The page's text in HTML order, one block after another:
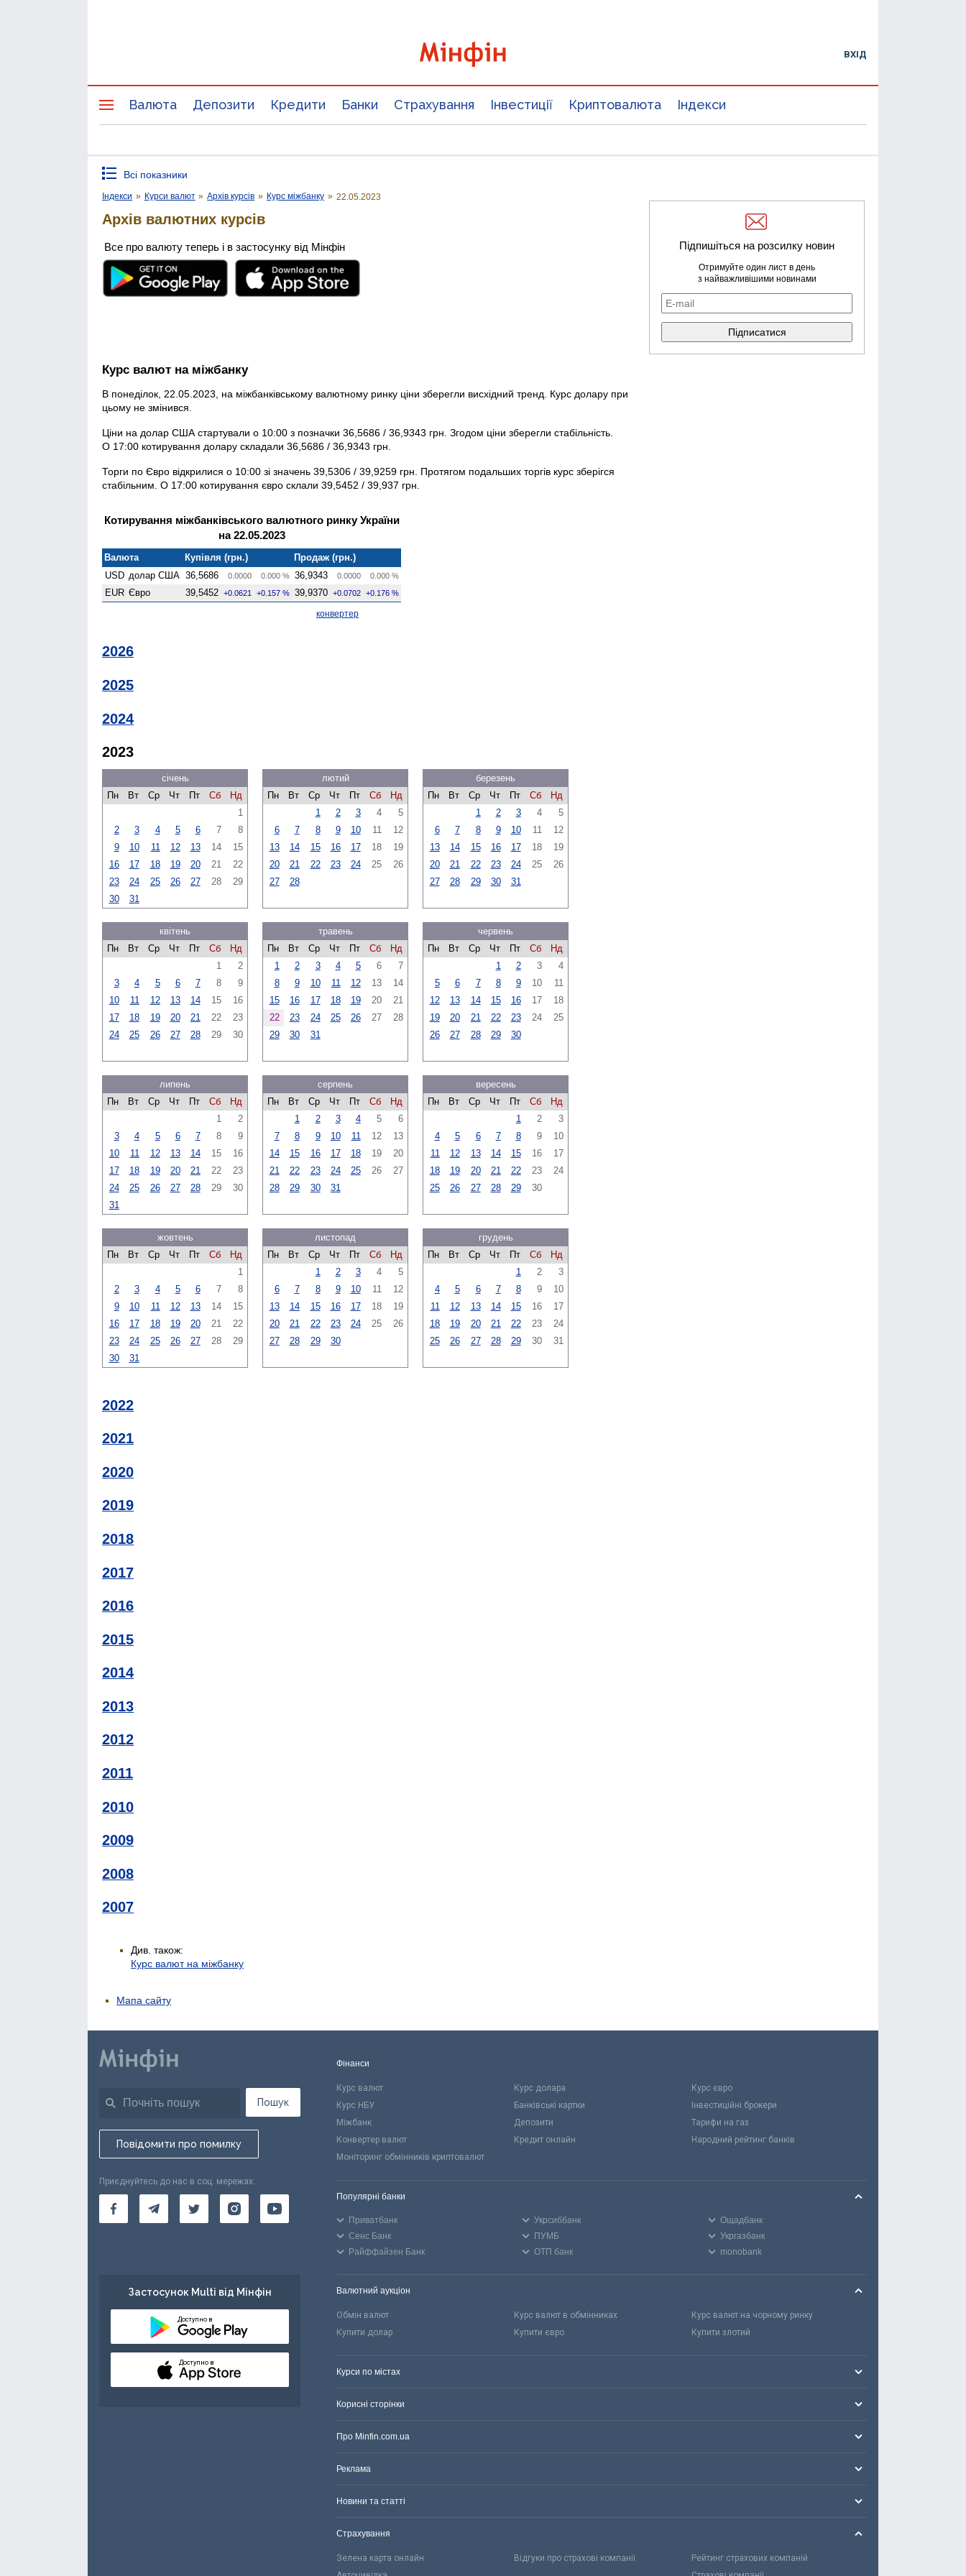
ВХІД
Валюта Депозити Кредити Банки Страхування Інвестиції Криптовалюта Індекси
Всі показники
Індекси » Курси валют » Архів курсів » Курс міжбанку » 22.05.2023
Архів валютних курсів
Все про валюту теперь і в застосунку від Мінфін
Курс валют на міжбанку
В понеділок, 22.05.2023, на міжбанківському валютному ринку ціни зберегли висхідний тренд. Курс долару при
цьому не змінився.
Ціни на долар США стартували о 10:00 з позначки 36,5686 / 36,9343 грн. Згодом ціни зберегли стабільність.
О 17:00 котирування долару складали 36,5686 / 36,9343 грн.
Торги по Євро відкрилися о 10:00 зі значень 39,5306 / 39,9259 грн. Протягом подальших торгів курс зберігся
стабільним. О 17:00 котирування євро склали 39,5452 / 39,937 грн.
Котирування міжбанківського валютного ринку України
на 22.05.2023
Валюта Купівля (грн.)
Продаж (грн.)
USD долар США 36,5686 0.0000 0.000 % 36,9343 0.0000 0.000 %
EUR Євро 39,5452 +0.0621 +0.157 % 39,9370 +0.0702 +0.176 %
конвертер
2026
2025
2024
2023
січень
Пн
Вт Ср Чт Пт Сб
Нд
1
2
3 4 5 6 7
8
9
10 11 12 13 14
15
16
17 18 19 20 21
22
23
24 25 26 27 28
29
30
31
лютий
Пн
Вт Ср Чт Пт Сб
Нд
1
2 3 4
5
6
7 8 9 10 11
12
13
14 15 16 17 18
19
20
21 22 23 24 25
26
27
28
березень
Пн
Вт Ср Чт Пт Сб
Нд
1
2 3 4
5
6
7 8 9 10 11
12
13
14 15 16 17 18
19
20
21 22 23 24 25
26
27
28 29 30 31
квітень
Пн
Вт Ср Чт Пт Сб
Нд
1
2
3
4 5 6 7 8
9
10
11 12 13 14 15
16
17
18 19 20 21 22
23
24
25 26 27 28 29 30
травень
Пн
Вт Ср Чт Пт Сб
Нд
1
2 3 4 5 6
7
8
9 10 11 12 13
14
15
16 17 18 19 20
21
22
23 24 25 26 27
28
29
30 31
червень
Пн
Вт Ср Чт Пт Сб
Нд
1
2 3
4
5
6 7 8 9 10
11
12
13 14 15 16 17
18
19
20 21 22 23 24
25
26
27 28 29 30
липень
Пн
Вт Ср Чт Пт Сб
Нд
1
2
3
4 5 6 7 8
9
10
11 12 13 14 15
16
17
18 19 20 21 22
23
24
25 26 27 28 29
30
31
серпень
Пн
Вт Ср Чт Пт Сб
Нд
1
2 3 4 5
6
7
8 9 10 11 12
13
14
15 16 17 18 19
20
21
22 23 24 25 26
27
28
29 30 31
вересень
Пн
Вт Ср Чт Пт Сб
Нд
1
2
3
4
5 6 7 8 9
10
11
12 13 14 15 16
17
18
19 20 21 22 23
24
25
26 27 28 29 30
жовтень
Пн
Вт Ср Чт Пт Сб
Нд
1
2
3 4 5 6 7
8
9
10 11 12 13 14
15
16
17 18 19 20 21
22
23
24 25 26 27 28
29
30
31
листопад
Пн
Вт Ср Чт Пт Сб
Нд
1
2 3 4
5
6
7 8 9 10 11
12
13
14 15 16 17 18
19
20
21 22 23 24 25
26
27
28 29 30
грудень
Пн
Вт Ср Чт Пт Сб
Нд
1
2
3
4
5 6 7 8 9
10
11
12 13 14 15 16
17
18
19 20 21 22 23
24
25
26 27 28 29 30 31
2022
2021
2020
2019
2018
2017
2016
2015
2014
2013
2012
2011
2010
2009
2008
2007
Див. також:
Курс валют на міжбанку
Підпишіться на розсилку новин
Отримуйте один лист в день
з найважливішими новинами
Мапа сайту
Пошук
Повідомити про помилку
Приєднуйтесь до нас в соц. мережах:
Застосунок Multi від Мінфін
Доступно в
Доступно в
Фінанси
Курс валют Курс долара
Курс євро
Курс НБУ
Банківські картки
Інвестиційні брокери
Міжбанк
Депозити
Тарифи на газ
Конвертер валют
Кредит онлайн
Народний рейтинг банків
Моніторинг обмінників криптовалют
Популярні банки
Приватбанк Укрсиббанк
Ощадбанк
Сенс Банк
ПУМБ
Укргазбанк
Райффайзен Банк
ОТП банк monobank
Валютний аукціон
Обмін валют Курс валют в обмінниках
Курс валют на чорному ринку
Купити долар
Купити євро Купити злотий
Курси по містах
Корисні сторінки
Про Minfin.com.ua
Реклама
Новини та статті
Страхування
Зелена карта онлайн Відгуки про страхові компанії
Рейтинг страхових компаній